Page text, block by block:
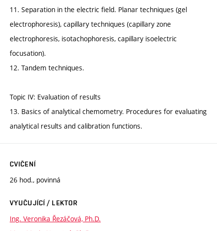
11. Separation in the electric field. Planar techniques (gel
electrophoresis), capillary techniques (capillary zone
electrophoresis, isotachophoresis, capillary isoelectric
focusation).
12. Tandem techniques.
Topic IV: Evaluation of results
13. Basics of analytical chemometry. Procedures for evaluating
analytical results and calibration functions.
CVIČENÍ
26 hod., povinná
VYUČUJÍCÍ / LEKTOR
Ing. Veronika Řezáčová, Ph.D.